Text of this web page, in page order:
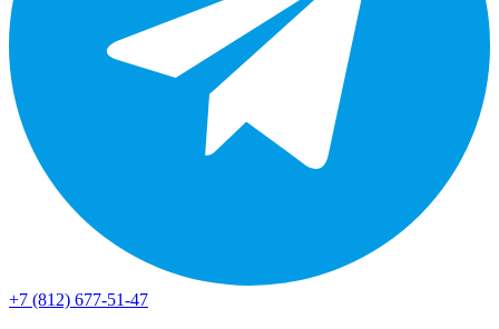
+7 (812) 677-51-47